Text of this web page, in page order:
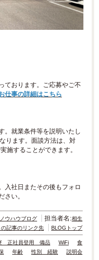
ております。ご応募やご不
仕事の詳細はこちら
。就業条件等を説明いたし
ります。面談方法は、対
施することができます。
入社日またその後もフォロ
さい。
ウハウブログ 担当者名:相生
の記事のリンク先 BLOGトップ
正社員登用 備品 WiFi
食
年齢 性別 経験 説明会